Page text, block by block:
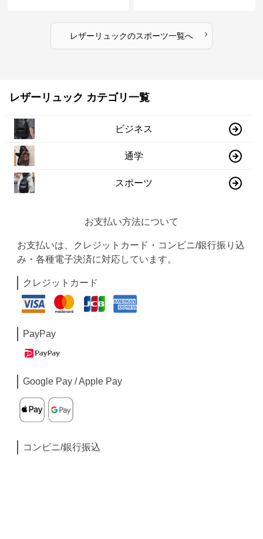
レザーリュックのスポーツ一覧へ ›
レザーリュック カテゴリ一覧
ビジネス
通学
スポーツ
お支払い方法について
お支払いは、クレジットカード・コンビニ/銀行振り込
み・各種電子決済に対応しています。
クレジットカード
PayPay
Google Pay / Apple Pay
コンビニ/銀行振込